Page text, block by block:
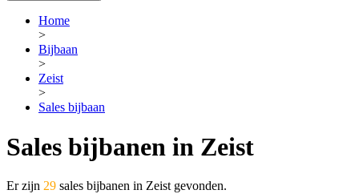
Home
>
Bijbaan
>
Zeist
>
Sales bijbaan
Sales bijbanen in Zeist
Er zijn 29 sales bijbanen in Zeist gevonden.